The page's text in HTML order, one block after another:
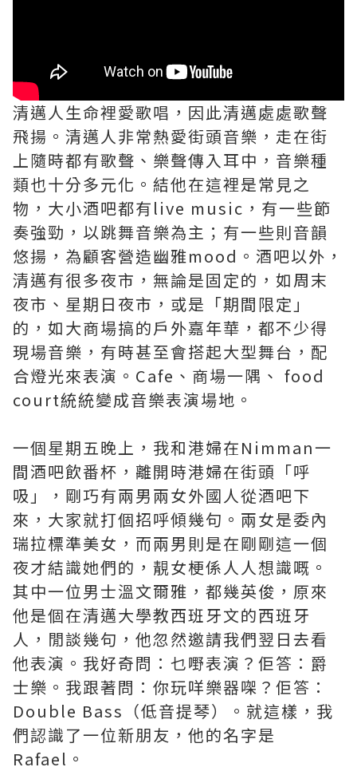
清邁人生命裡愛歌唱，因此清邁處處歌聲
飛揚。清邁人非常熱愛街頭音樂，走在街
上隨時都有歌聲、樂聲傳入耳中，音樂種
類也十分多元化。結他在這裡是常見之
物，大小酒吧都有live music，有一些節
奏強勁，以跳舞音樂為主；有一些則音韻
悠揚，為顧客營造幽雅mood。酒吧以外，
清邁有很多夜市，無論是固定的，如周末
夜市、星期日夜市，或是「期間限定」
的，如大商場搞的戶外嘉年華，都不少得
現場音樂，有時甚至會搭起大型舞台，配
合燈光來表演。Cafe、商場一隅、 food
court統統變成音樂表演場地。
一個星期五晚上，我和港婦在Nimman一
間酒吧飲番杯，離開時港婦在街頭「呼
吸」，剛巧有兩男兩女外國人從酒吧下
來，大家就打個招呼傾幾句。兩女是委內
瑞拉標準美女，而兩男則是在剛剛這一個
夜才結識她們的，靚女梗係人人想識嘅。
其中一位男士溫文爾雅，都幾英俊，原來
他是個在清邁大學教西班牙文的西班牙
人，閒談幾句，他忽然邀請我們翌日去看
他表演。我好奇問：乜嘢表演？佢答：爵
士樂。我跟著問：你玩咩樂器㗎？佢答：
Double Bass（低音提琴）。就這樣，我
們認識了一位新朋友，他的名字是
Rafael。